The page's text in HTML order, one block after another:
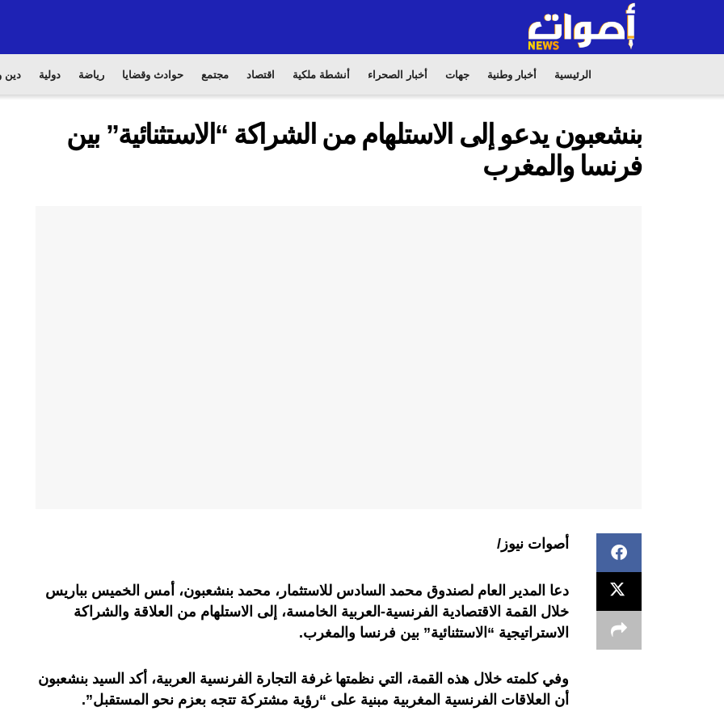
الرئيسية أخبار وطنية جهات أخبار الصحراء أنشطة ملكية اقتصاد مجتمع حوادث وقضايا رياضة دولية دين
بنشعبون يدعو إلى الاستلهام من الشراكة “الاستثنائية” بين
فرنسا والمغرب
أصوات نيوز/
دعا المدير العام لصندوق محمد السادس للاستثمار، محمد بنشعبون، أمس الخميس بباريس
خلال القمة الاقتصادية الفرنسية-العربية الخامسة، إلى الاستلهام من العلاقة والشراكة
الاستراتيجية “الاستثنائية” بين فرنسا والمغرب.
وفي كلمته خلال هذه القمة، التي نظمتها غرفة التجارة الفرنسية العربية، أكد السيد بنشعبون
أن العلاقات الفرنسية المغربية مبنية على “رؤية مشتركة تتجه بعزم نحو المستقبل”.